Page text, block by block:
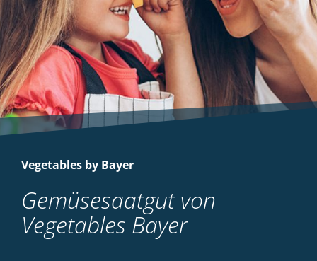
Vegetables by Bayer
Gemüsesaatgut von
Vegetables Bayer